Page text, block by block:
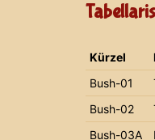
Kürzel
Bush-01
Bush-02
Bush-03A